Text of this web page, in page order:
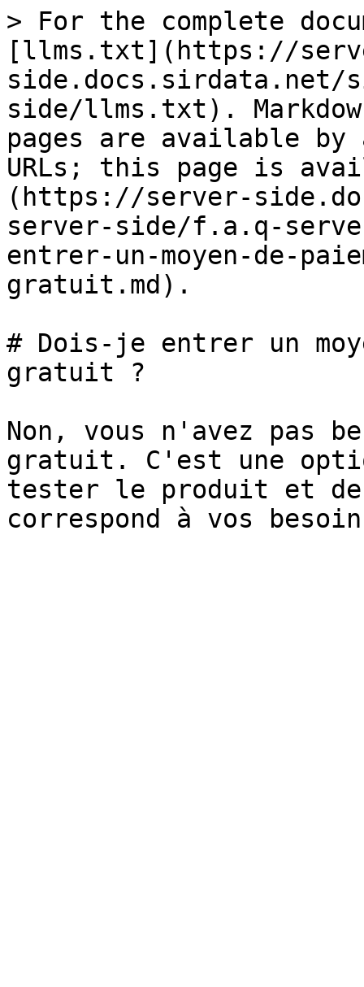
> For the complete
[llms.txt](https://
side.docs.sirdata.net/
side/llms.txt).
pages are available by
URLs; this page is
(https://server-
server-side/f.a.q-
entrer-un-moyen-de-
gratuit.md).
# Dois-je entrer un
gratuit ?
Non, vous n'avez pas
gratuit. C'est une
tester le produit et